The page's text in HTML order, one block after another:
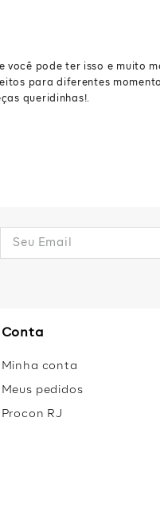
pode ter isso e muito
para diferentes
queridinhas!.
Conta
Minha conta
Meus pedidos
Procon RJ